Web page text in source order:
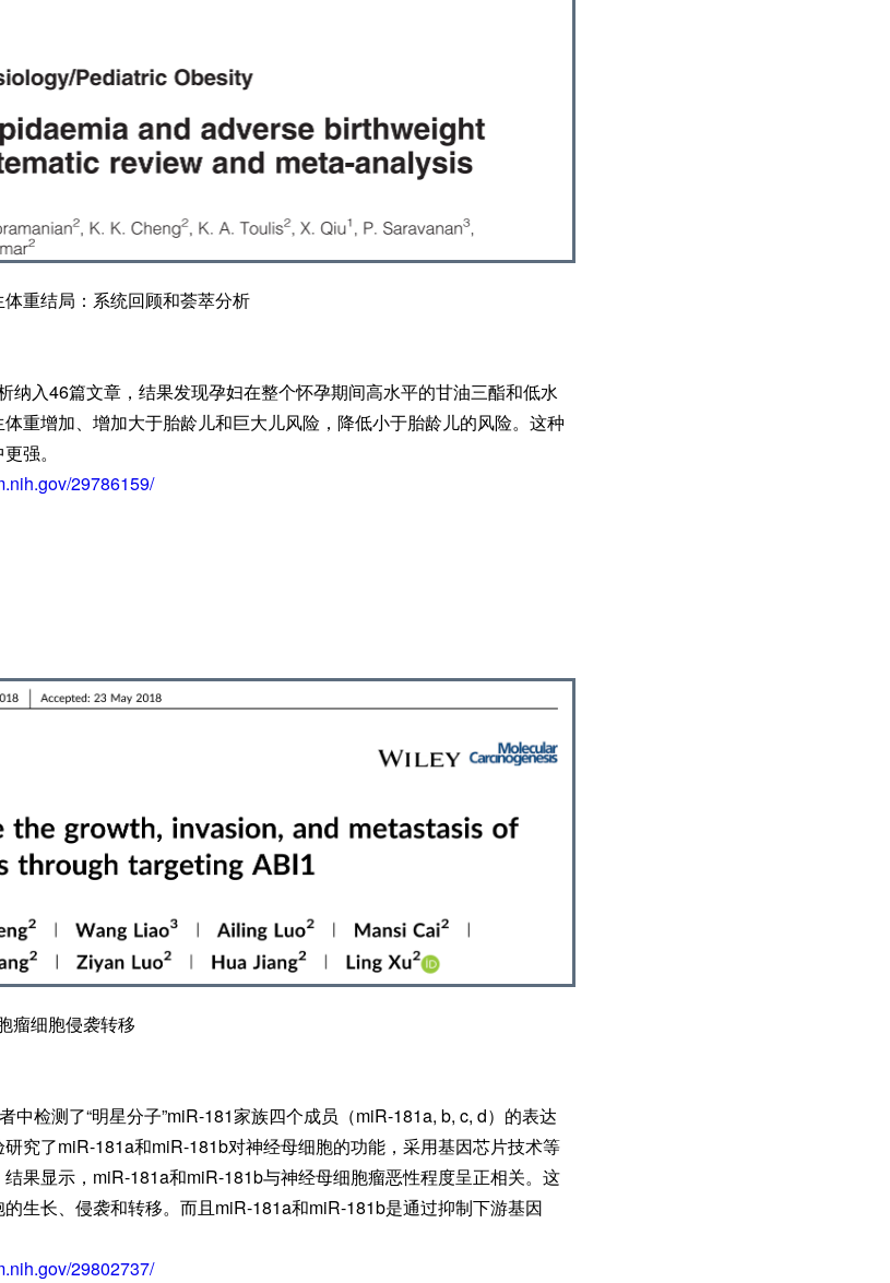
重结局：系统回顾和荟萃分析
纳入46篇文章，结果发现孕妇在整个怀孕期间高水平的甘油三酯和低水
重增加、增加大于胎龄儿和巨大儿风险，降低小于胎龄儿的风险。这种
强。
29786159/
瘤细胞侵袭转移
中检测了“明星分子”miR-181家族四个成员（miR-181a, b, c, d）的表达
究了miR-181a和miR-181b对神经母细胞的功能，采用基因芯片技术等
果显示，miR-181a和miR-181b与神经母细胞瘤恶性程度呈正相关。这
生长、侵袭和转移。而且miR-181a和miR-181b是通过抑制下游基因
29802737/